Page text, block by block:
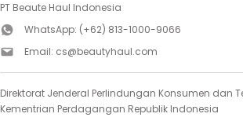
PT Beaute Haul Indonesia
WhatsApp: (+62) 813-1000-9066
Email: cs@beautyhaul.com
Direktorat Jenderal Perlindungan Konsumen dan
Kementrian Perdagangan Republik Indonesia